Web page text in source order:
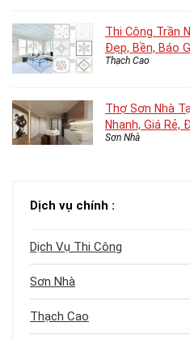
Thi Công Trần
Đẹp, Bền, Báo
Thạch Cao
Thợ Sơn Nhà
Nhanh, Giá Rẻ,
Sơn Nhà
Dịch vụ chính :
Dịch Vụ Thi Công
Sơn Nhà
Thạch Cao